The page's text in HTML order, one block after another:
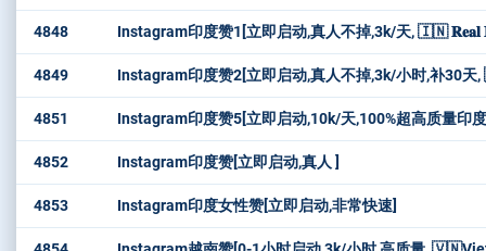
4848 Instagram印度赞1[立即启动,真人不掉,3k/天, 🇮🇳 𝐑𝐞𝐚𝐥
4849 Instagram印度赞2[立即启动,真人不掉,3k/小时,补30天,
4851 Instagram印度赞5[立即启动,10k/天,100%超高质量印
4852 Instagram印度赞[立即启动,真人 ]
4853 Instagram印度女性赞[立即启动,非常快速]